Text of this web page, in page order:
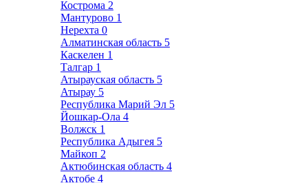
Кострома 2
Мантурово 1
Нерехта 0
Алматинская область 5
Каскелен 1
Талгар 1
Атырауская область 5
Атырау 5
Республика Марий Эл 5
Йошкар-Ола 4
Волжск 1
Республика Адыгея 5
Майкоп 2
Актюбинская область 4
Актобе 4